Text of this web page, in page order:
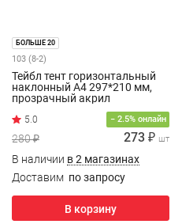
БОЛЬШЕ 20
103 (8-2)
Тейбл тент горизонтальный
наклонный А4 297*210 мм,
прозрачный акрил
− 2.5% онлайн
280 ₽ 273 ₽ шт
В наличии в 2 магазинах
Доставим по запросу
В корзину